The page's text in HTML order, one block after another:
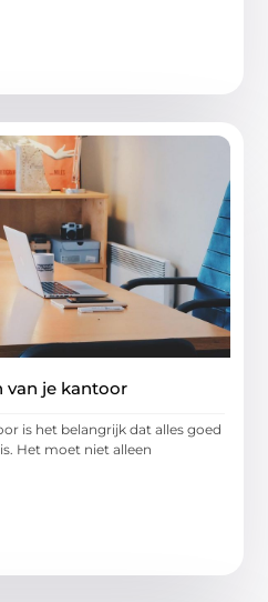
van je kantoor
is het belangrijk dat alles goed
Het moet niet alleen